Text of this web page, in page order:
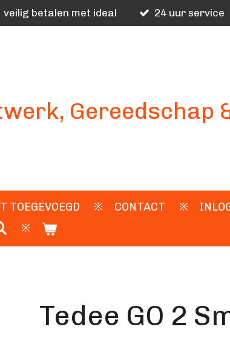
veilig betalen met ideal 24 uur service
Gereedschap
TOEGEVOEGD CONTACT
Tedee GO 2